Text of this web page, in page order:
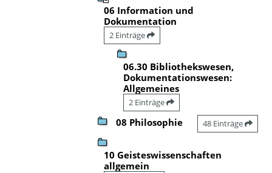
06 Information und
Dokumentation
2 Einträge
06.30 Bibliothekswesen,
Dokumentationswesen:
Allgemeines
2 Einträge
08 Philosophie 48 Einträge
10 Geisteswissenschaften
allgemein